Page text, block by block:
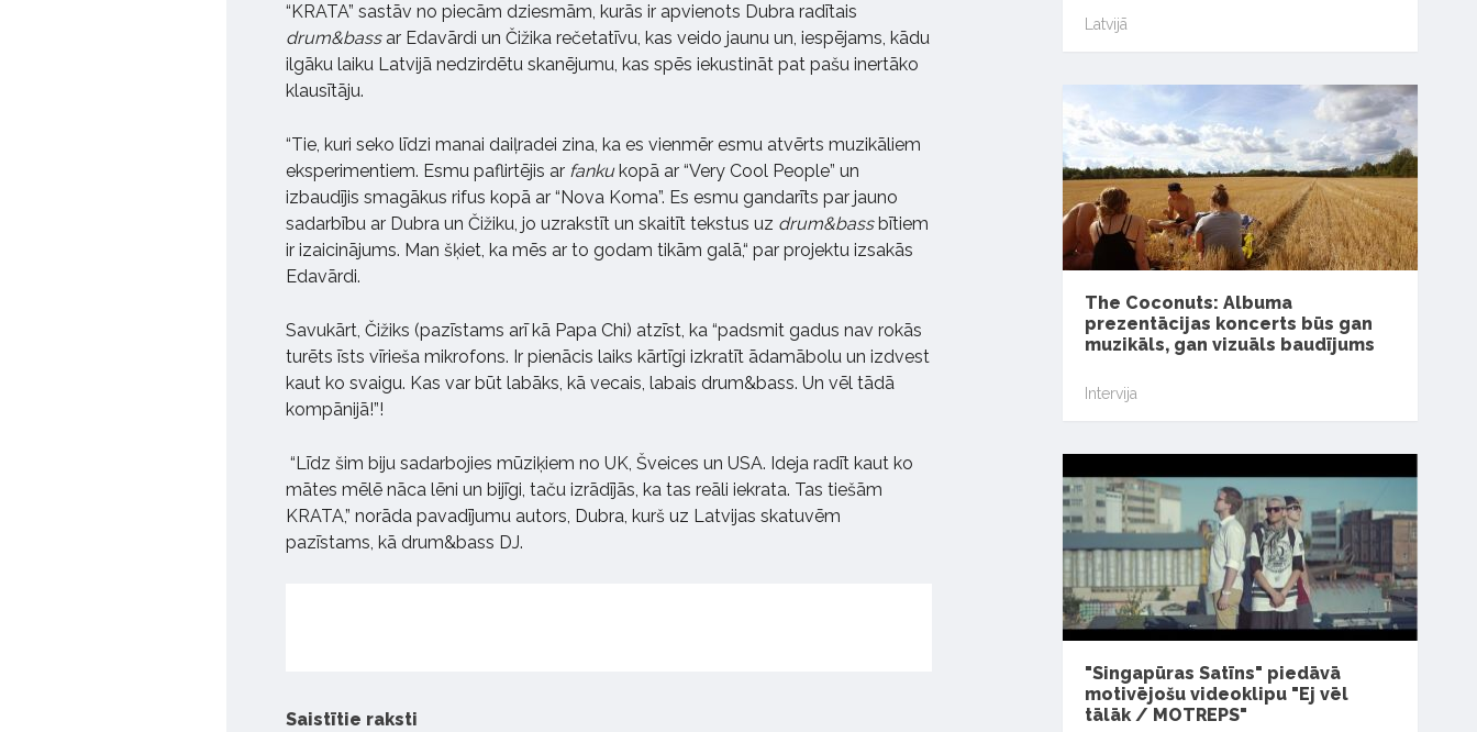
“KRATA” sastāv no piecām dziesmām, kurās ir apvienots Dubra radītais
drum&bassar Edavārdi un Čižika rečetatīvu, kas veido jaunu un, iespējams, kādu
ilgāku laiku Latvijā nedzirdētu skanējumu, kas spēs iekustināt pat pašu inertāko
klausītāju.
“Tie, kuri seko līdzi manai daiļradei zina, ka es vienmēr esmu atvērts muzikāliem
eksperimentiem. Esmu paflirtējis ar fankukopā ar “Very Cool People” un
izbaudījis smagākus rifus kopā ar “Nova Koma”. Es esmu gandarīts par jauno
sadarbību ar Dubra un Čižiku, jo uzrakstīt un skaitīt tekstus uz drum&bassbītiem
ir izaicinājums. Man šķiet, ka mēs ar to godam tikām galā,“ par projektu izsakās
Edavārdi.
Savukārt, Čižiks (pazīstams arī kā Papa Chi) atzīst, ka “padsmit gadus nav rokās
turēts īsts vīrieša mikrofons. Ir pienācis laiks kārtīgi izkratīt ādamābolu un izdvest
kaut ko svaigu. Kas var būt labāks, kā vecais, labais drum&bass. Un vēl tādā
kompānijā!”!
“Līdz šim biju sadarbojies mūziķiem no UK, Šveices un USA. Ideja radīt kaut ko
mātes mēlē nāca lēni un bijīgi, taču izrādījās, ka tas reāli iekrata. Tas tiešām
KRATA,” norāda pavadījumu autors, Dubra, kurš uz Latvijas skatuvēm
pazīstams, kā drum&bass DJ.
Saistītie raksti
Latvijā
The Coconuts: Albuma
prezentācijas koncerts būs gan
muzikāls, gan vizuāls baudījums
Intervija
"Singapūras Satīns" piedāvā
motivējošu videoklipu "Ej vēl
tālāk / MOTREPS"